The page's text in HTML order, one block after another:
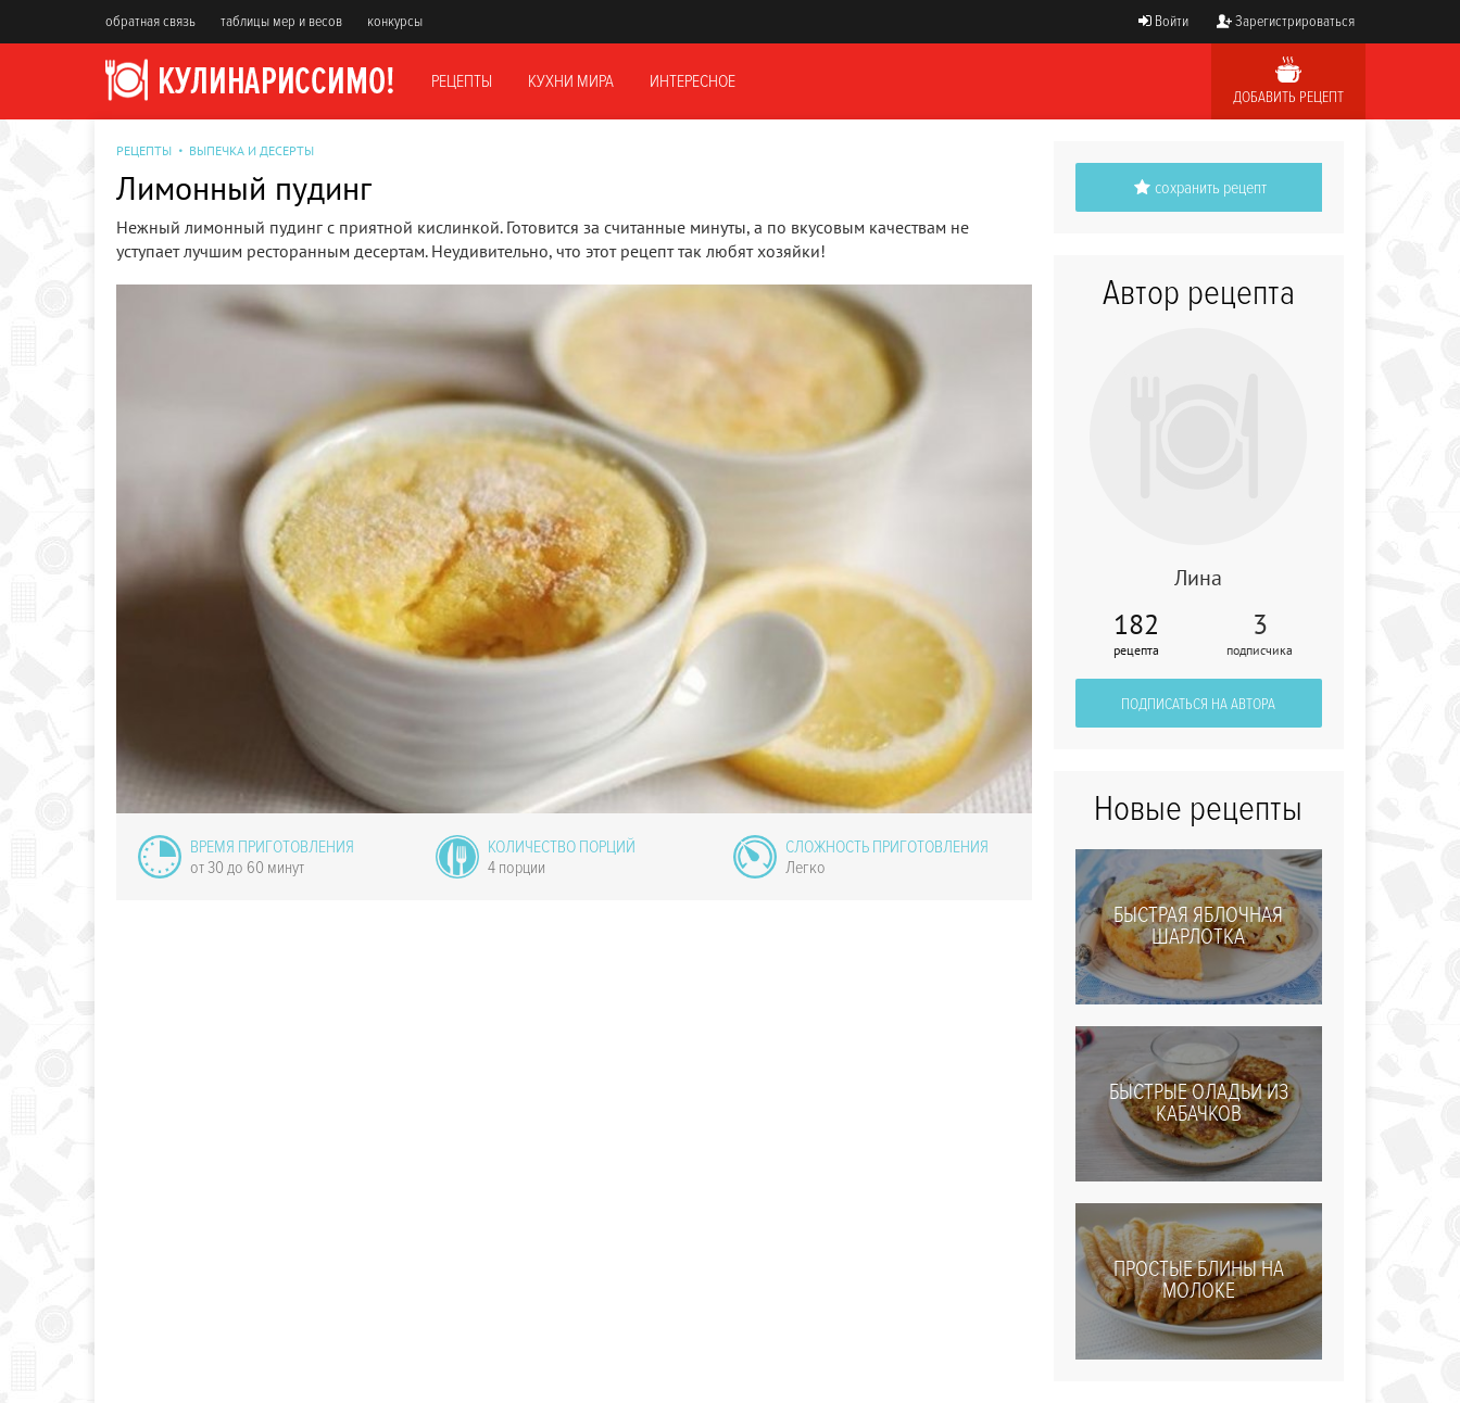
обратная связь таблицы мер и весов конкурсы Войти Зарегистрироваться
РЕЦЕПТЫ КУХНИ МИРА ИНТЕРЕСНОЕ
ДОБАВИТЬ РЕЦЕПТ
РЕЦЕПТЫ ВЫПЕЧКА И ДЕСЕРТЫ
Лимонный пудинг
Нежный лимонный пудинг с приятной кислинкой. Готовится за считанные минуты, а по вкусовым качествам не
уступает лучшим ресторанным десертам. Неудивительно, что этот рецепт так любят хозяйки!
Маринованные
цветные яйца
ВРЕМЯ ПРИГОТОВЛЕНИЯ
от 30 до 60 минут
КОЛИЧЕСТВО ПОРЦИЙ
4 порции
СЛОЖНОСТЬ ПРИГОТОВЛЕНИЯ
Легко
сохранить рецепт
Автор рецепта
Лина
182
рецепта
3
подписчика
ПОДПИСАТЬСЯ НА АВТОРА
Новые рецепты
БЫСТРАЯ ЯБЛОЧНАЯ
ШАРЛОТКА
БЫСТРЫЕ ОЛАДЬИ ИЗ
КАБАЧКОВ
ПРОСТЫЕ БЛИНЫ НА
МОЛОКЕ